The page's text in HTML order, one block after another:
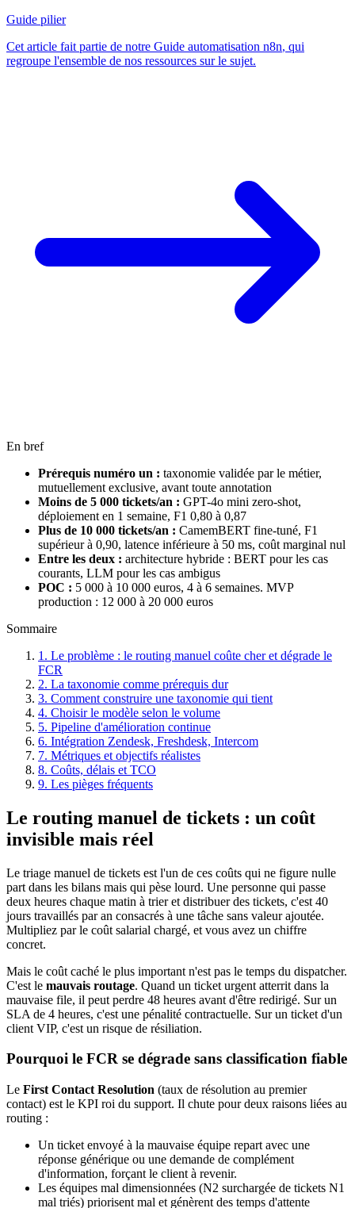
Guide pilier
Cet article fait partie de notre Guide automatisation n8n, qui
regroupe l'ensemble de nos ressources sur le sujet.
En bref
Prérequis numéro un : taxonomie validée par le métier,
mutuellement exclusive, avant toute annotation
Moins de 5 000 tickets/an : GPT-4o mini zero-shot,
déploiement en 1 semaine, F1 0,80 à 0,87
Plus de 10 000 tickets/an : CamemBERT fine-tuné, F1
supérieur à 0,90, latence inférieure à 50 ms, coût marginal nul
Entre les deux : architecture hybride : BERT pour les cas
courants, LLM pour les cas ambigus
POC : 5 000 à 10 000 euros, 4 à 6 semaines. MVP
production : 12 000 à 20 000 euros
Sommaire
1. Le problème : le routing manuel coûte cher et dégrade le
FCR
2. La taxonomie comme prérequis dur
3. Comment construire une taxonomie qui tient
4. Choisir le modèle selon le volume
5. Pipeline d'amélioration continue
6. Intégration Zendesk, Freshdesk, Intercom
7. Métriques et objectifs réalistes
8. Coûts, délais et TCO
9. Les pièges fréquents
Le routing manuel de tickets : un coût
invisible mais réel
Le triage manuel de tickets est l'un de ces coûts qui ne figure nulle
part dans les bilans mais qui pèse lourd. Une personne qui passe
deux heures chaque matin à trier et distribuer des tickets, c'est 40
jours travaillés par an consacrés à une tâche sans valeur ajoutée.
Multipliez par le coût salarial chargé, et vous avez un chiffre
concret.
Mais le coût caché le plus important n'est pas le temps du dispatcher.
C'est le mauvais routage. Quand un ticket urgent atterrit dans la
mauvaise file, il peut perdre 48 heures avant d'être redirigé. Sur un
SLA de 4 heures, c'est une pénalité contractuelle. Sur un ticket d'un
client VIP, c'est un risque de résiliation.
Pourquoi le FCR se dégrade sans classification fiable
Le First Contact Resolution (taux de résolution au premier
contact) est le KPI roi du support. Il chute pour deux raisons liées au
routing :
Un ticket envoyé à la mauvaise équipe repart avec une
réponse générique ou une demande de complément
d'information, forçant le client à revenir.
Les équipes mal dimensionnées (N2 surchargée de tickets N1
mal triés) priorisent mal et génèrent des temps d'attente